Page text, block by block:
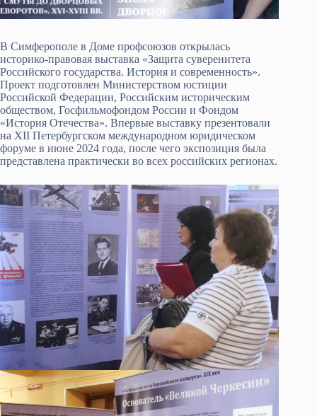
В Симферополе в Доме профсоюзов открылась
историко-правовая выставка «Защита суверенитета
Российского государства. История и современность».
Проект подготовлен Министерством юстиции
Российской Федерации, Российским историческим
обществом, Госфильмофондом России и Фондом
«История Отечества». Впервые выставку презентовали
на XII Петербургском международном юридическом
форуме в июне 2024 года, после чего экспозиция была
представлена практически во всех российских регионах.